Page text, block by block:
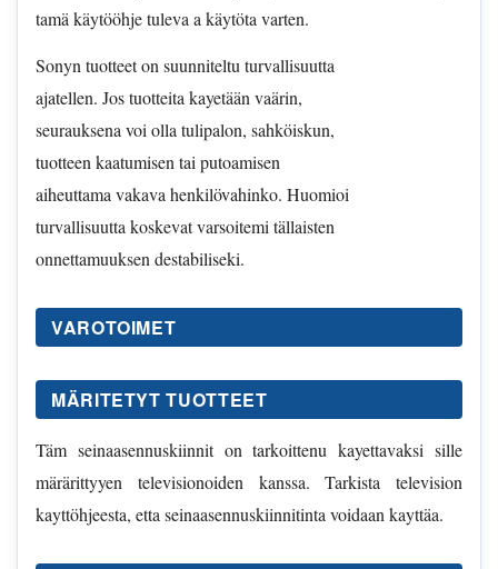
tamä käytööhje tuleva a käytöta varten.
Sonyn tuotteet on suunniteltu turvallisuutta
ajatellen. Jos tuotteita kayetään vaärin,
seurauksena voi olla tulipalon, sahköiskun,
tuotteen kaatumisen tai putoamisen
aiheuttama vakava henkilövahinko. Huomioi
turvallisuutta koskevat varsoitemi tällaisten
onnettamuuksen destabiliseki.
VAROTOIMET
MÄRITETYT TUOTTEET
Täm seinaasennuskiinnit on tarkoittenu kayettavaksi sille
märärittyyen televisionoiden kanssa. Tarkista television
kayttöhjeesta, etta seinaasennuskiinnitinta voidaan kayttäa.